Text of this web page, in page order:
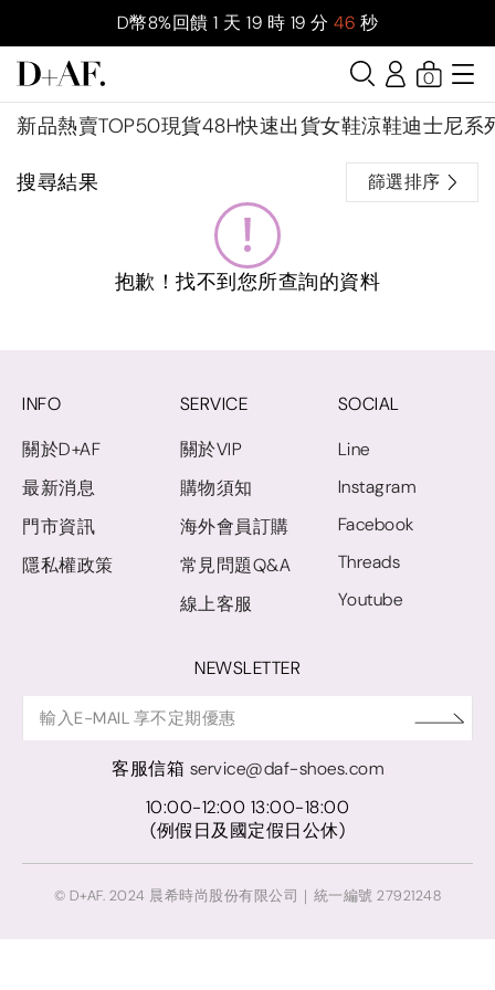
D幣8%回饋 1 天 19 時 19 分 46 秒
新品熱賣TOP50現貨48H快速出貨女鞋涼鞋迪士尼系
0
搜尋結果 篩選排序
抱歉！找不到您所查詢的資料
INFO
關於D+AF
最新消息
門市資訊
隱私權政策
SERVICE
關於VIP
購物須知
海外會員訂購
常見問題Q&A
線上客服
SOCIAL
Line
Instagram
Facebook
Threads
Youtube
NEWSLETTER
客服信箱 service@daf-shoes.com
10:00-12:00 13:00-18:00
(例假日及國定假日公休)
© D+AF. 2024 晨希時尚股份有限公司｜統一編號 27921248